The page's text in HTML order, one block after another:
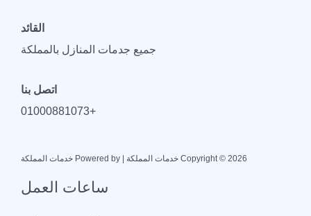
القائد
جميع جدمات المنازل بالمملكة
اتصل بنا
+01000881073
Copyright © 2026 خدمات المملكة | Powered by خدمات المملكة
ساعات العمل